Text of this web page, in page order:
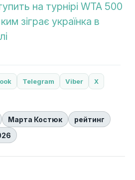
на турнірі WTA 500
зіграє українка в
Telegram Viber X
Марта Костюк
рейтинг